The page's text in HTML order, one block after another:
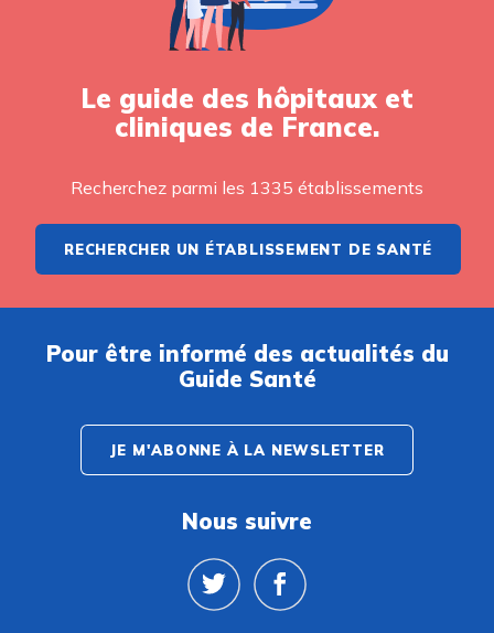
Le guide des hôpitaux et
cliniques de France.
Recherchez parmi les 1335 établissements
RECHERCHER UN ÉTABLISSEMENT DE SANTÉ
Pour être informé des actualités du
Guide Santé
JE M'ABONNE À LA NEWSLETTER
Nous suivre